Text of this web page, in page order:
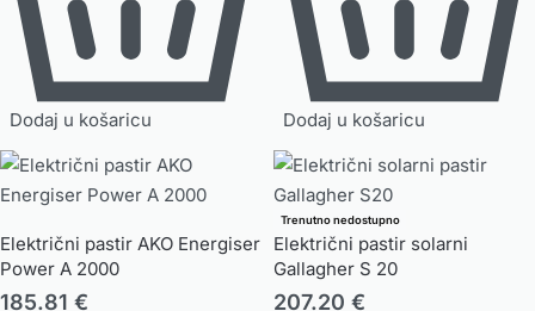
Dodaj u košaricu Dodaj u košaricu
Električni pastir AKO Energiser
Power A 2000
185.81 €
Trenutno nedostupno
Električni pastir solarni
Gallagher S 20
207.20 €